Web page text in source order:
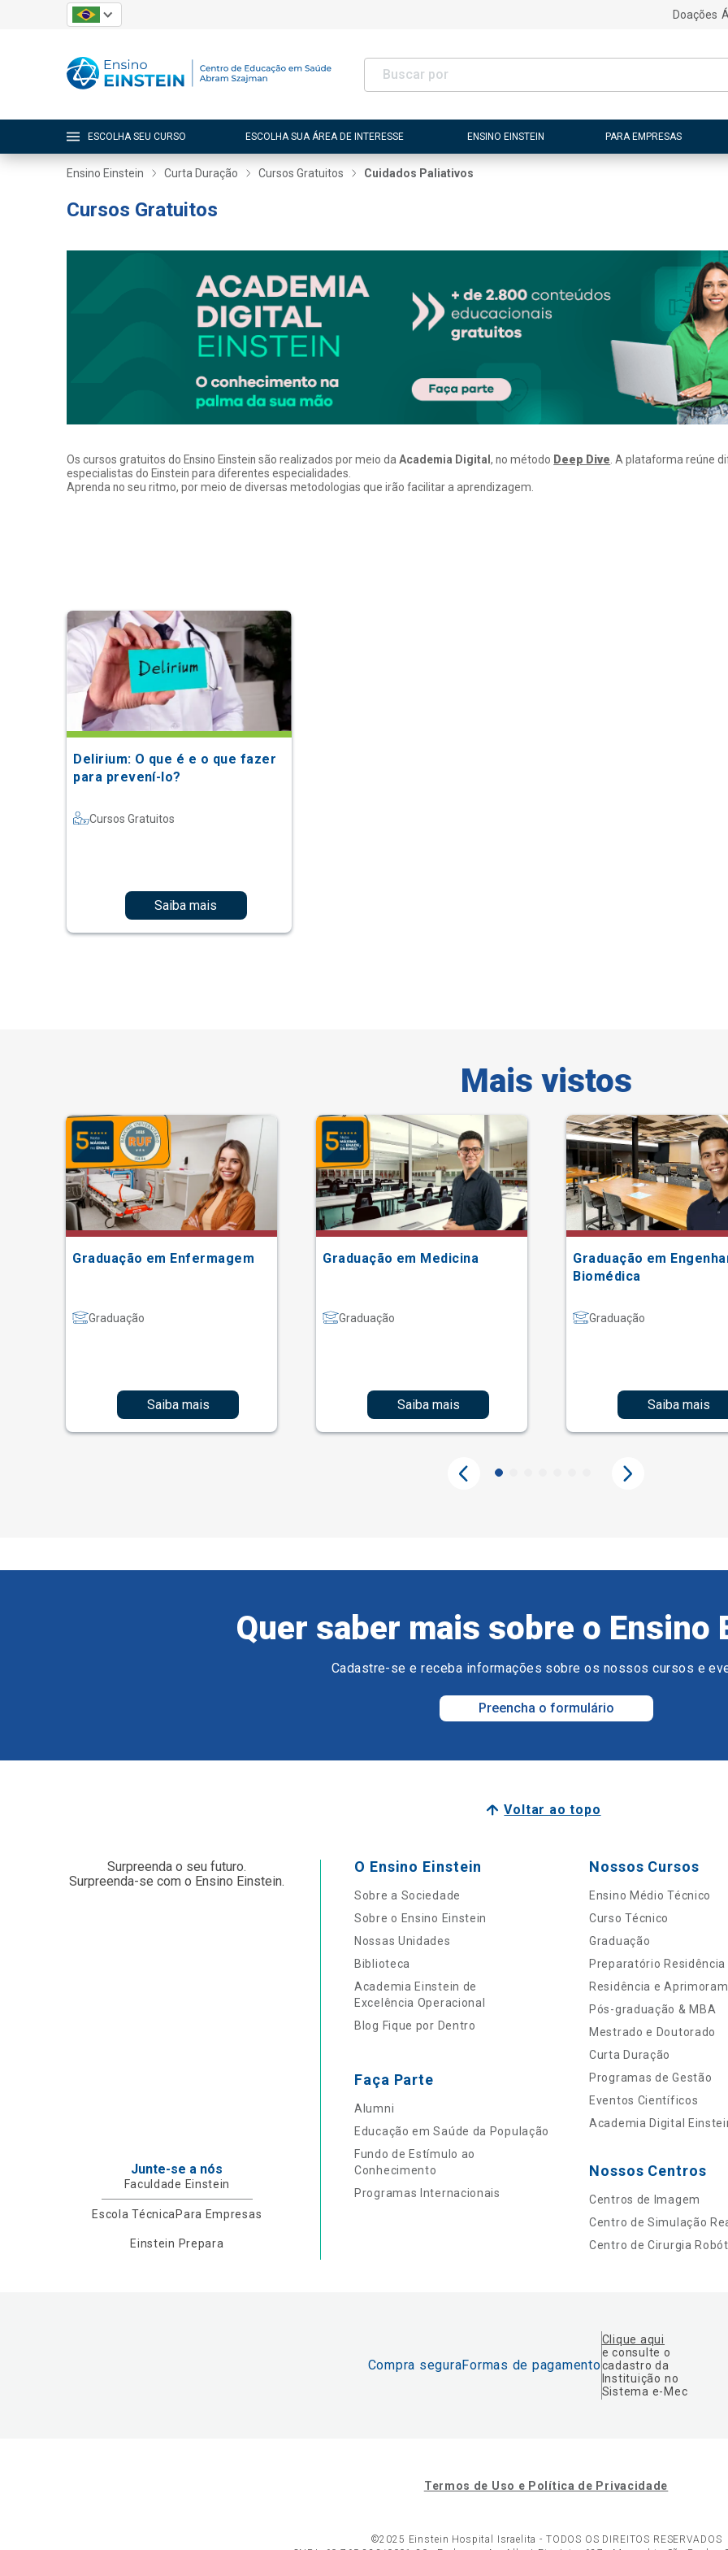
Doações
ESCOLHA SEU CURSO ESCOLHA SUA ÁREA DE INTERESSE ENSINO EINSTEIN PARA EMPRESAS
Ensino Einstein Curta Duração Cursos Gratuitos Cuidados Paliativos
Cursos Gratuitos
Os cursos gratuitos do Ensino Einstein são realizados por meio daAcademia Digital, no método Deep Dive. A plataforma reúne
especialistas do Einstein para diferentes especialidades.
Aprenda no seu ritmo, por meio de diversas metodologias que irão facilitar a aprendizagem.
Delirium: O que é e o que fazer
para prevení-lo?
Cursos Gratuitos
Saiba mais
Mais vistos
Graduação em Enfermagem
Graduação
Saiba mais
Graduação em Medicina
Graduação
Saiba mais
Graduação em
Biomédica
Graduação
Saiba mais
Quer saber mais sobre o Ensino
Cadastre-se e receba informações sobre os nossos cursos e
Preencha o formulário
Voltar ao topo
Surpreenda o seu futuro.
Surpreenda-se com o Ensino Einstein.
Junte-se a nós
Faculdade Einstein
Escola Técnica Para Empresas
Einstein Prepara
O Ensino Einstein
Sobre a Sociedade
Sobre o Ensino Einstein
Nossas Unidades
Biblioteca
Academia Einstein de
Excelência Operacional
Blog Fique por Dentro
Faça Parte
Alumni
Educação em Saúde da População
Fundo de Estímulo ao
Conhecimento
Programas Internacionais
Nossos Cursos
Ensino Médio Técnico
Curso Técnico
Graduação
Preparatório Residência
Residência e
Pós-graduação & MBA
Mestrado e Doutorado
Curta Duração
Programas de Gestão
Eventos Científicos
Academia Digital
Nossos Centros
Centros de Imagem
Centro de Simulação
Centro de Cirurgia
Compra seguraFormas de pagamento
Clique aqui
e consulte o
cadastro da
Instituição no
Sistema e-Mec
Termos de Uso e Política de Privacidade
©2025 Einstein Hospital Israelita - TODOS OS DIREITOS RESERVADOS